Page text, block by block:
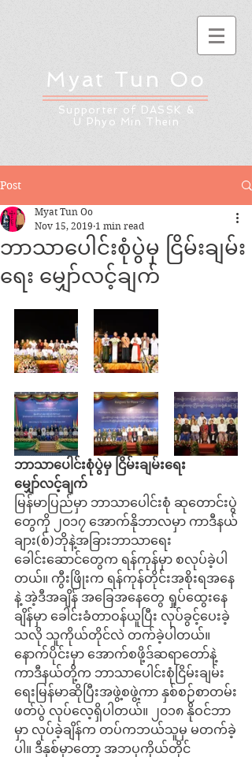
Myat Tun Oo
Supporter of DASSK &
U Phyo Min Thein
Post
ဘာသာပေါင်းစုံပွဲမှ ငြိမ်းချမ်း
ရေး မျှော်လင့်ချက်
Myat Tun Oo
Nov 15, 2019 1 min read
ဘာသာပေါင်းစုံပွဲမှ ငြိမ်းချမ်းရေး
မျှော်လင့်ချက်
မြန်မာပြည်မှာ ဘာသာပေါင်းစုံ ဆုတောင်းပွဲ
တွေကို ၂၀၁၇ အောက်နိုဘာလမှာ ကာဒီနယ်
ချား(စ်)ဘိုနဲ့အခြားဘာသာရေး
ခေါင်းဆောင်တွေက ရန်ကုန်မှာ စလုပ်ခဲ့ပါ
တယ်။ ကွီးဖြိုးက ရန်ကုန်တိုင်းအစိုးရအနေ
နဲ့ အဲ့ဒီအချိန် အခြေအနေတွေ ရှုပ်ထွေးနေ
ချိန်မှာ ခေါင်းခံတာဝန်ယူပြီး လုပ်ခွင့်ပေးခဲ့
သလို သူကိုယ်တိုင်လဲ တက်ခဲ့ပါတယ်။
နောက်ပိုင်းမှာ အောက်စဖို့ဒ်ဆရာတော်နဲ့
ကာဒီနယ်တို့က ဘာသာပေါင်းစုံငြိမ်းချမ်း
ရေးမြန်မာဆိုပြီးအဖွဲ့စဖွဲ့ကာ နှစ်စဉ်စာတမ်း
ဖတ်ပွဲ လုပ်လေ့ရှိပါတယ်။ ၂၀၁၈ နိုဝင်ဘာ
မှာ လုပ်ခဲ့ချိန်က တပ်ကဘယ်သူမှ မတက်ခဲ့
ပါ။ ဒီနှစ်မှာတော့ အဘပုကိုယ်တိုင်